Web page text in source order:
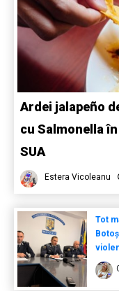
Ardei jalapeño
cu Salmonella
SUA
Estera Vicoleanu
Tot